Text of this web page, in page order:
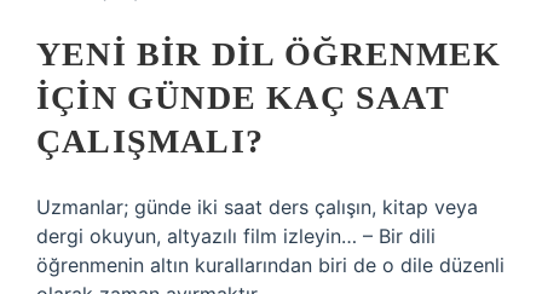
YENI BIR DIL ÖĞRENMEK
IÇIN GÜNDE KAÇ SAAT
ÇALIŞMALI?
Uzmanlar; günde iki saat ders çalışın, kitap veya
dergi okuyun, altyazılı film izleyin… – Bir dili
öğrenmenin altın kurallarından biri de o dile düzenli